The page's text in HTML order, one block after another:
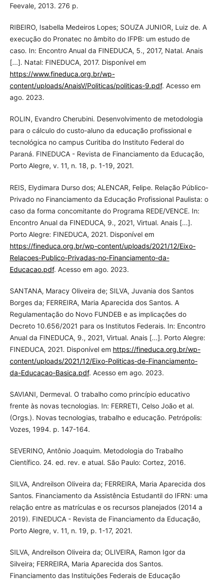
Feevale, 2013. 276 p.
RIBEIRO, Isabella Medeiros Lopes; SOUZA JUNIOR, Luiz de. A
execução do Pronatec no âmbito do IFPB: um estudo de
caso. In: Encontro Anual da FINEDUCA, 5., 2017, Natal. Anais
[...]. Natal: FINEDUCA, 2017. Disponível em
https://www.fineduca.org.br/wp-
content/uploads/AnaisV/Politicas/politicas-9.pdf. Acesso em
ago. 2023.
ROLIN, Evandro Cherubini. Desenvolvimento de metodologia
para o cálculo do custo-aluno da educação profissional e
tecnológica no campus Curitiba do Instituto Federal do
Paraná. FINEDUCA - Revista de Financiamento da Educação,
Porto Alegre, v. 11, n. 18, p. 1-19, 2021.
REIS, Elydimara Durso dos; ALENCAR, Felipe. Relação Público-
Privado no Financiamento da Educação Profissional Paulista: o
caso da forma concomitante do Programa REDE/VENCE. In:
Encontro Anual da FINEDUCA, 9., 2021, Virtual. Anais [...].
Porto Alegre: FINEDUCA, 2021. Disponível em
https://fineduca.org.br/wp-content/uploads/2021/12/Eixo-
Relacoes-Publico-Privadas-no-Financiamento-da-
Educacao.pdf. Acesso em ago. 2023.
SANTANA, Maracy Oliveira de; SILVA, Juvania dos Santos
Borges da; FERREIRA, Maria Aparecida dos Santos. A
Regulamentação do Novo FUNDEB e as implicações do
Decreto 10.656/2021 para os Institutos Federais. In: Encontro
Anual da FINEDUCA, 9., 2021, Virtual. Anais [...]. Porto Alegre:
FINEDUCA, 2021. Disponível em https://fineduca.org.br/wp-
content/uploads/2021/12/Eixo-Politicas-de-Financiamento-
da-Educacao-Basica.pdf. Acesso em ago. 2023.
SAVIANI, Dermeval. O trabalho como princípio educativo
frente às novas tecnologias. In: FERRETI, Celso João et al.
(Orgs.). Novas tecnologias, trabalho e educação. Petrópolis:
Vozes, 1994. p. 147-164.
SEVERINO, Antônio Joaquim. Metodologia do Trabalho
Científico. 24. ed. rev. e atual. São Paulo: Cortez, 2016.
SILVA, Andreilson Oliveira da; FERREIRA, Maria Aparecida dos
Santos. Financiamento da Assistência Estudantil do IFRN: uma
relação entre as matrículas e os recursos planejados (2014 a
2019). FINEDUCA - Revista de Financiamento da Educação,
Porto Alegre, v. 11, n. 19, p. 1-17, 2021.
SILVA, Andreilson Oliveira da; OLIVEIRA, Ramon Igor da
Silveira; FERREIRA, Maria Aparecida dos Santos.
Financiamento das Instituições Federais de Educação